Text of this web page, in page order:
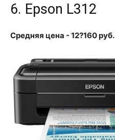
6. Epson L312
Средняя цена - 12?160 руб.